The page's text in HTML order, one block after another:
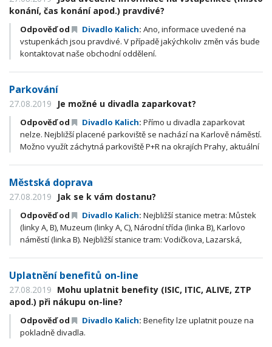
konání, čas konání apod.) pravdivé?
Odpověď od Divadlo Kalich: Ano, informace uvedené na
vstupenkách jsou pravdivé. V případě jakýchkoliv změn vás bude
kontaktovat naše obchodní oddělení.
Parkování
27.08.2019 Je možné u divadla zaparkovat?
Odpověď od Divadlo Kalich: Přímo u divadla zaparkovat
nelze. Nejbližší placené parkoviště se nachází na Karlově náměstí.
Možno využít záchytná parkoviště P+R na okrajích Prahy, aktuální
Městská doprava
27.08.2019 Jak se k vám dostanu?
Odpověď od Divadlo Kalich: Nejbližší stanice metra: Můstek
(linky A, B), Muzeum (linky A, C), Národní třída (linka B), Karlovo
náměstí (linka B). Nejbližší stanice tram: Vodičkova, Lazarská,
Uplatnění benefitů on-line
27.08.2019 Mohu uplatnit benefity (ISIC, ITIC, ALIVE, ZTP
apod.) při nákupu on-line?
Odpověď od Divadlo Kalich: Benefity lze uplatnit pouze na
pokladně divadla.